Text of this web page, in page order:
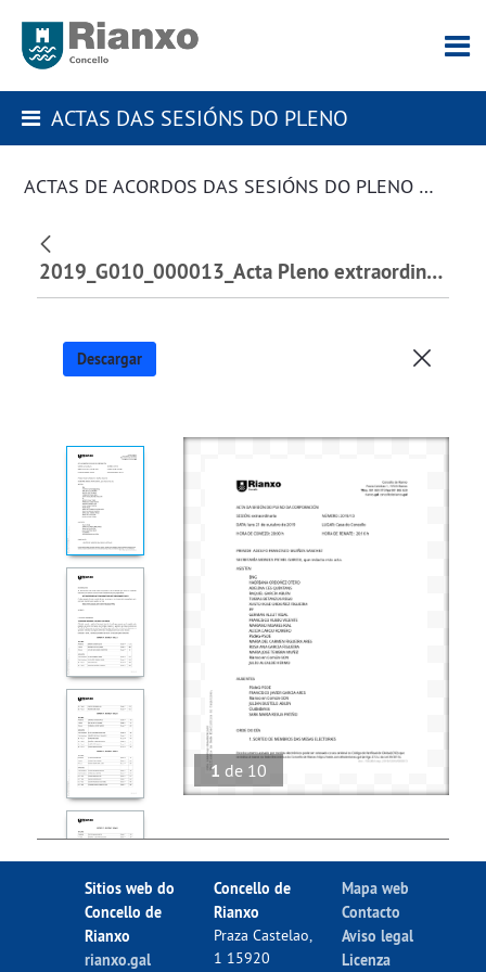
ACTAS DAS SESIÓNS DO PLENO
ACTAS DE ACORDOS DAS SESIÓNS DO PLENO DA CORPORACIÓN
2019_G010_000013_Acta Pleno extraordinario 21 de outubro - SORTEO MESAS - ELECCIÓNS_158864.pdf
Descargar
1 de 10
Sitios web do
Concello de
Rianxo
rianxo.gal
Concello de
Rianxo
Praza Castelao,
1 15920
Mapa web
Contacto
Aviso legal
Licenza